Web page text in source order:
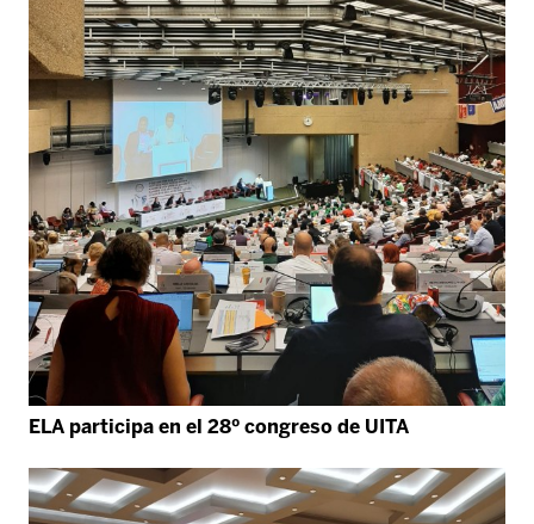
ELA participa en el 28º congreso de UITA